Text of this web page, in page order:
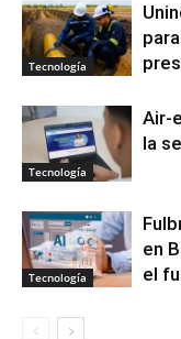
Tecnología
Tecnología
Air-
la
Tecnología
en
el